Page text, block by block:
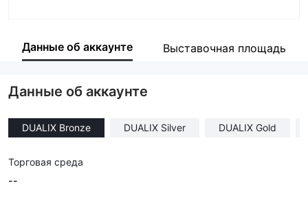
Компания
Данные об аккаунте Выставочная площадь
Данные об аккаунте
DUALIX Bronze DUALIX Silver DUALIX Gold
Торговая среда
--